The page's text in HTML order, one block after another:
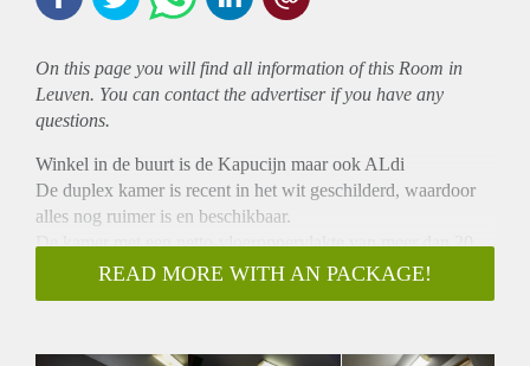
On this page you will find all information of this Room in
Leuven. You can contact the advertiser if you have any
questions.
Winkel in de buurt is de Kapucijn maar ook ALdi
De duplex kamer is recent in het wit geschilderd, waardoor
alles nog ruimer is en beschikbaar.
De kamer met een netto-vloeroppervlakte van meer dan 20
m² bevindt zich op de tweede verdieping aan de achterzijde
van het gebouw. Hierin zijn aanwezig: een bed, een bed, een
READ MORE WITH AN PACKAGE!